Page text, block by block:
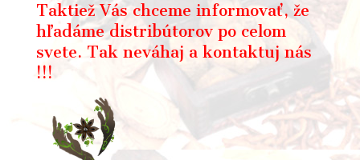
Taktiež Vás chceme informovať, že
hľadáme distribútorov po celom
svete. Tak neváhaj a kontaktuj nás
!!!